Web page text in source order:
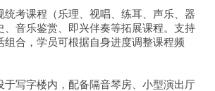
统考课程（乐理、视唱、练耳、声乐、器
、音乐鉴赏、即兴伴奏等拓展课程。支持
组合，学员可根据自身进度调整课程频
于写字楼内，配备隔音琴房、小型演出厅